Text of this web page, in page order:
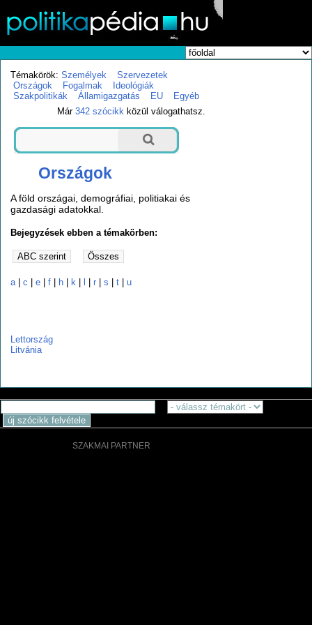
Témakörök: Személyek
Szervezetek
Országok
Fogalmak
Ideológiák
Szakpolitikák
Államigazgatás EU
Egyéb
Már342 szócikk közül válogathatsz.
Országok
A föld országai, demográfiai, politiakai és
gazdasági adatokkal.
Bejegyzések ebben a témakörben:
a |c |e |f h k |r |s |t |u
Lettország
Litvánia
SZAKMAI PARTNER